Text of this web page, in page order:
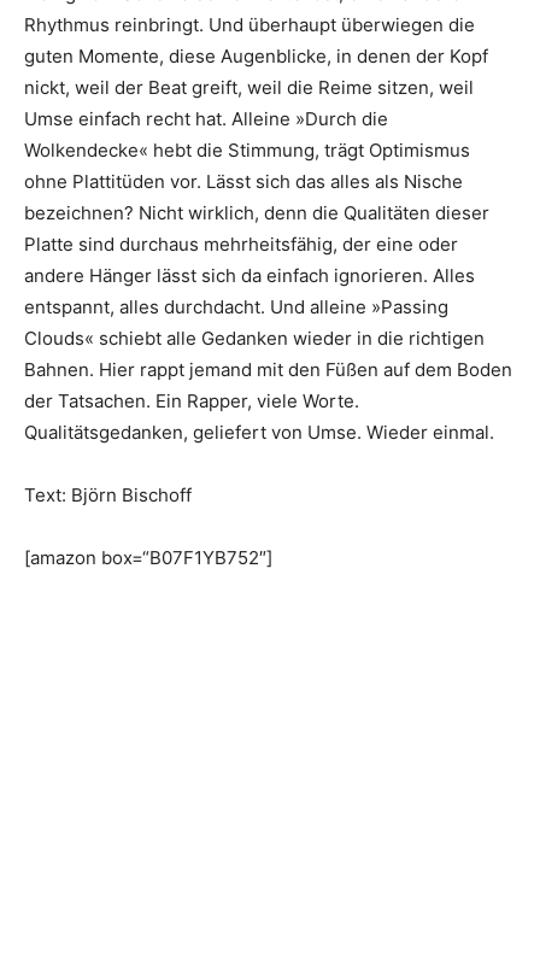
Rhythmus reinbringt. Und überhaupt überwiegen die
guten Momente, diese Augenblicke, in denen der Kopf
nickt, weil der Beat greift, weil die Reime sitzen, weil
Umse einfach recht hat. Alleine »Durch die
Wolkendecke« hebt die Stimmung, trägt Optimismus
ohne Plattitüden vor. Lässt sich das alles als Nische
bezeichnen? Nicht wirklich, denn die Qualitäten dieser
Platte sind durchaus mehrheitsfähig, der eine oder
andere Hänger lässt sich da einfach ignorieren. Alles
entspannt, alles durchdacht. Und alleine »Passing
Clouds« schiebt alle Gedanken wieder in die richtigen
Bahnen. Hier rappt jemand mit den Füßen auf dem Boden
der Tatsachen. Ein Rapper, viele Worte.
Qualitätsgedanken, geliefert von Umse. Wieder einmal.
Text: Björn Bischoff
[amazon box=“B07F1YB752″]